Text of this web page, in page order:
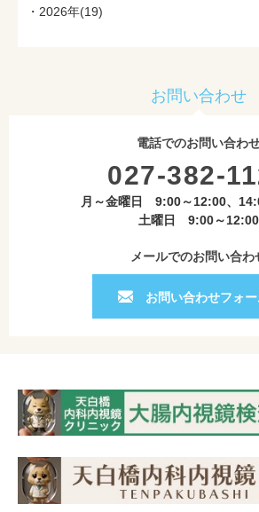
2026年(19)
お問い合わせ
電話でのお問い合わ
027-382-
月～金曜日 9:00～12:00、
土曜日 9:00～12:00
メールでのお問い合わ
お問い合わせフォ